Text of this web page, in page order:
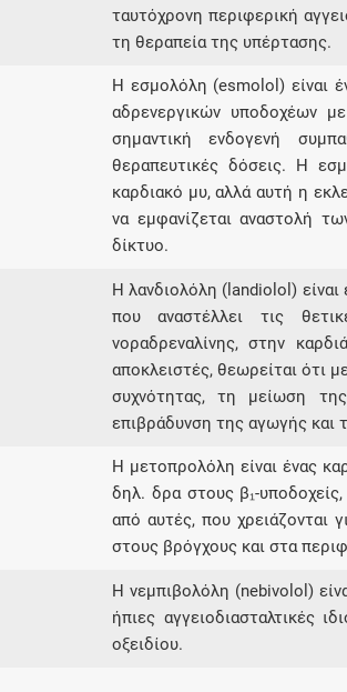
ταυτόχρονη περιφερική
τη θεραπεία της υπέρτασης.
Η εσμολόλη (esmolol) είναι
αδρενεργικών υποδοχέων
σημαντική ενδογενή
θεραπευτικές δόσεις. Η
καρδιακό μυ, αλλά αυτή η
να εμφανίζεται αναστολή
δίκτυο.
Η λανδιολόλη (landiolol)
που αναστέλλει τις
νοραδρεναλίνης, στην
αποκλειστές, θεωρείται ότι
συχνότητας, τη μείωση
επιβράδυνση της αγωγής και
H μετοπρολόλη είναι ένας
δηλ. δρα στους β₁-
από αυτές, που χρειάζονται
στους βρόγχους και στα
Η νεμπιβολόλη (nebivolol)
ήπιες αγγειοδιασταλτικές
οξειδίου.